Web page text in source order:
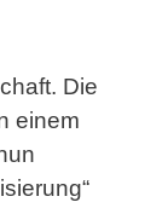
Die
einem